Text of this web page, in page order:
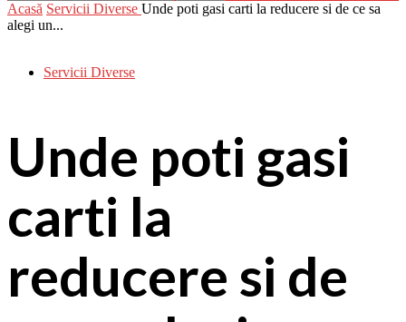
Acasă Servicii Diverse Unde poti gasi carti la reducere si de ce sa
alegi un...
Servicii Diverse
Unde poti gasi
carti la
reducere si de